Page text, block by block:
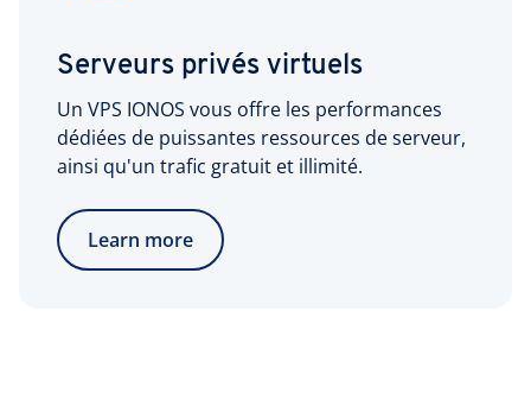
Serveurs privés virtuels
Un VPS IONOS vous offre les performances
dédiées de puissantes ressources de serveur,
ainsi qu'un trafic gratuit et illimité.
Learn more